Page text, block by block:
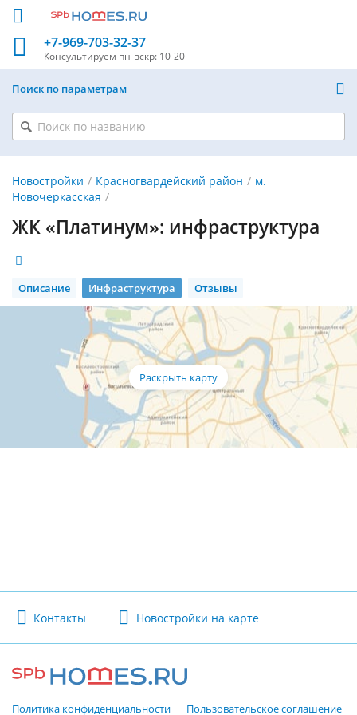
+7-969-703-32-37
Консультируем пн-вскр: 10-20
Поиск по параметрам
Новостройки Красногвардейский район
м.
Новочеркасская
ЖК «Платинум»: инфраструктура
Описание Инфраструктура Отзывы
Контакты Новостройки на карте
Политика конфиденциальности Пользовательское соглашение